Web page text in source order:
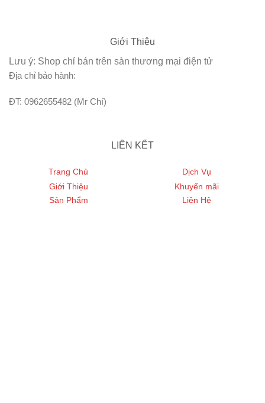
Giới Thiệu
Lưu ý: Shop chỉ bán trên sàn thương mại điện tử
Địa chỉ bảo hành:
ĐT: 0962655482 (Mr Chí)
LIÊN KẾT
Trang Chủ
Giới Thiệu
Sản Phẩm
Dịch Vụ
Khuyến mãi
Liên Hệ